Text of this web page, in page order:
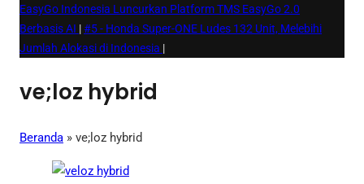
EasyGo Indonesia Luncurkan Platform TMS EasyGo 2.0
Berbasis AI |#5 - Honda Super-ONE Ludes 132 Unit, Melebihi
Jumlah Alokasi di Indonesia |
ve;loz hybrid
Beranda » ve;loz hybrid